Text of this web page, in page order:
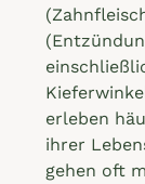
erleben
ihrer
gehen oft